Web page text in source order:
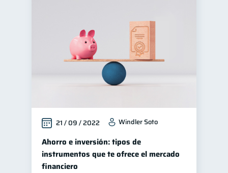
21 / 09 / 2022 Windler Soto
Ahorro e inversión: tipos de
instrumentos que te ofrece el mercado
financiero